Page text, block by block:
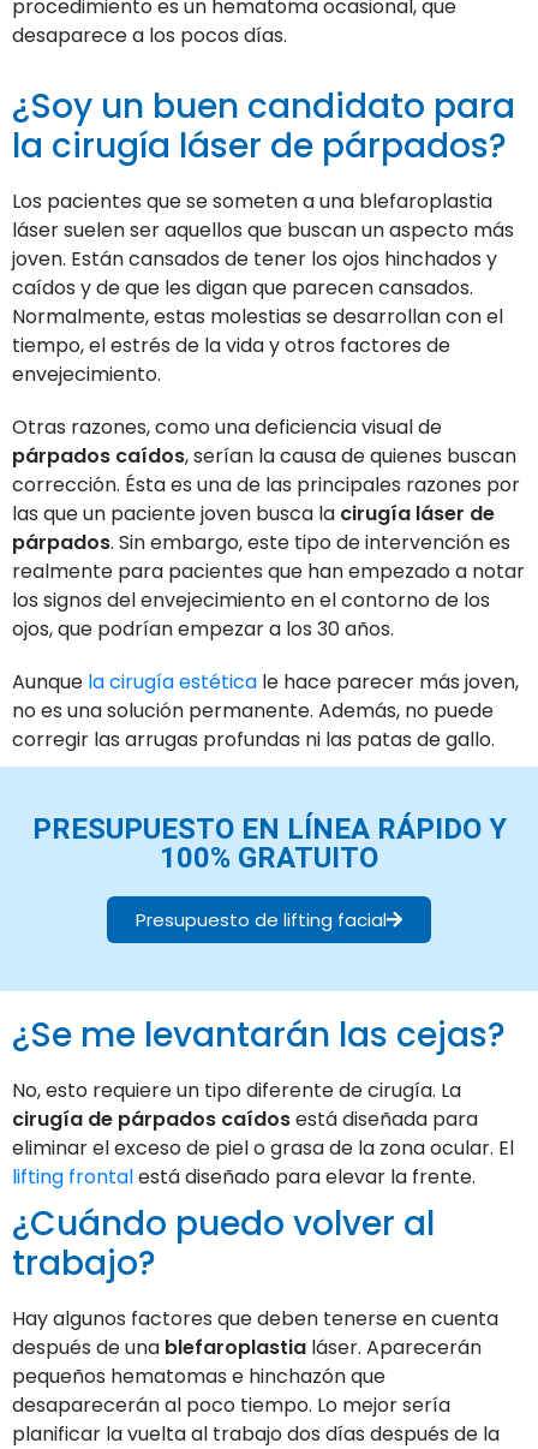
procedimiento es un hematoma ocasional, que
desaparece a los pocos días.
¿Soy un buen candidato para
la cirugía láser de párpados?
Los pacientes que se someten a una blefaroplastia
láser suelen ser aquellos que buscan un aspecto más
joven. Están cansados de tener los ojos hinchados y
caídos y de que les digan que parecen cansados.
Normalmente, estas molestias se desarrollan con el
tiempo, el estrés de la vida y otros factores de
envejecimiento.
Otras razones, como una deficiencia visual de
párpados caídos, serían la causa de quienes buscan
corrección. Ésta es una de las principales razones por
las que un paciente joven busca la cirugía láser de
párpados. Sin embargo, este tipo de intervención es
realmente para pacientes que han empezado a notar
los signos del envejecimiento en el contorno de los
ojos, que podrían empezar a los 30 años.
Aunque la cirugía estética le hace parecer más joven,
no es una solución permanente. Además, no puede
corregir las arrugas profundas ni las patas de gallo.
PRESUPUESTO EN LÍNEA RÁPIDO Y
100% GRATUITO
Presupuesto de lifting facial
¿Se me levantarán las cejas?
No, esto requiere un tipo diferente de cirugía. La
cirugía de párpados caídosestá diseñada para
eliminar el exceso de piel o grasa de la zona ocular. El
lifting frontalestá diseñado para elevar la frente.
¿Cuándo puedo volver al
trabajo?
Hay algunos factores que deben tenerse en cuenta
después de una blefaroplastia láser. Aparecerán
pequeños hematomas e hinchazón que
desaparecerán al poco tiempo. Lo mejor sería
planificar la vuelta al trabajo dos días después de la